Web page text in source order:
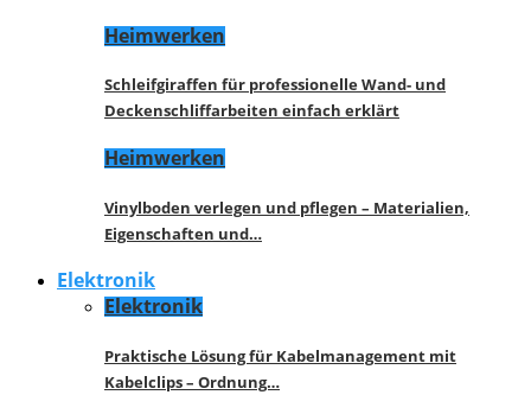
Heimwerken
Schleifgiraffen für professionelle Wand- und
Deckenschliffarbeiten einfach erklärt
Heimwerken
Vinylboden verlegen und pflegen – Materialien,
Eigenschaften und…
Elektronik
Elektronik
Praktische Lösung für Kabelmanagement mit
Kabelclips – Ordnung…